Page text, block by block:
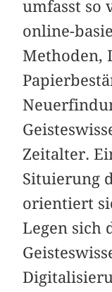
umfasst so
online-
Methoden,
Zeitalter.
Situierung
orientiert
Legen sich